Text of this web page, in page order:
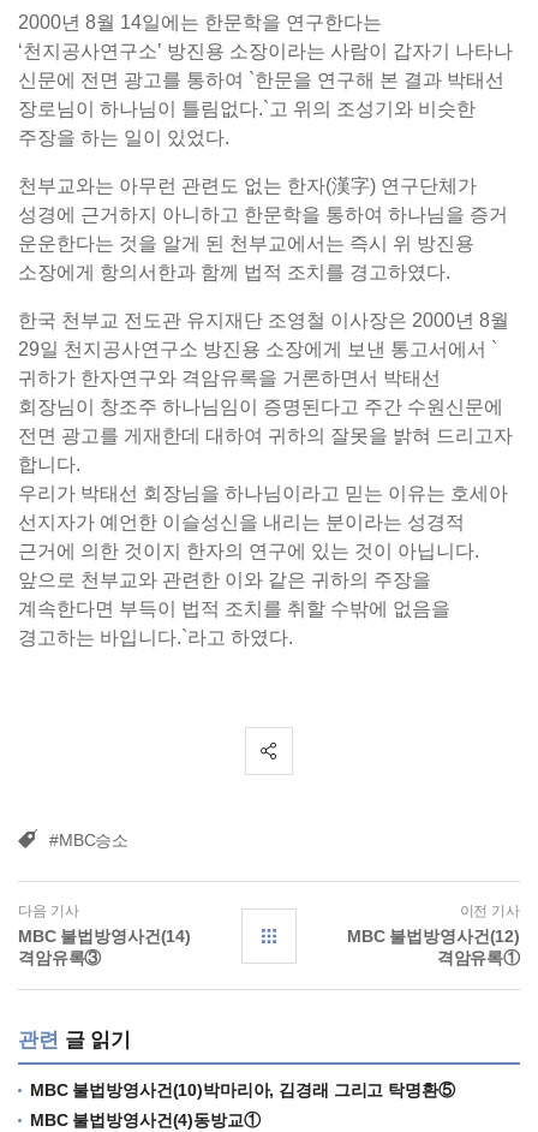
2000년 8월 14일에는 한문학을 연구한다는
‘천지공사연구소’ 방진용 소장이라는 사람이 갑자기 나타나
신문에 전면 광고를 통하여 `한문을 연구해 본 결과 박태선
장로님이 하나님이 틀림없다.`고 위의 조성기와 비슷한
주장을 하는 일이 있었다.
천부교와는 아무런 관련도 없는 한자(漢字) 연구단체가
성경에 근거하지 아니하고 한문학을 통하여 하나님을 증거
운운한다는 것을 알게 된 천부교에서는 즉시 위 방진용
소장에게 항의서한과 함께 법적 조치를 경고하였다.
한국 천부교 전도관 유지재단 조영철 이사장은 2000년 8월
29일 천지공사연구소 방진용 소장에게 보낸 통고서에서 `
귀하가 한자연구와 격암유록을 거론하면서 박태선
회장님이 창조주 하나님임이 증명된다고 주간 수원신문에
전면 광고를 게재한데 대하여 귀하의 잘못을 밝혀 드리고자
합니다.
우리가 박태선 회장님을 하나님이라고 믿는 이유는 호세아
선지자가 예언한 이슬성신을 내리는 분이라는 성경적
근거에 의한 것이지 한자의 연구에 있는 것이 아닙니다.
앞으로 천부교와 관련한 이와 같은 귀하의 주장을
계속한다면 부득이 법적 조치를 취할 수밖에 없음을
경고하는 바입니다.`라고 하였다.
#MBC승소
다음 기사
MBC 불법방영사건(14)
격암유록③
이전 기사
MBC 불법방영사건(12)
격암유록①
관련 글 읽기
MBC 불법방영사건(10)박마리아, 김경래 그리고 탁명환⑤
MBC 불법방영사건(4)동방교①